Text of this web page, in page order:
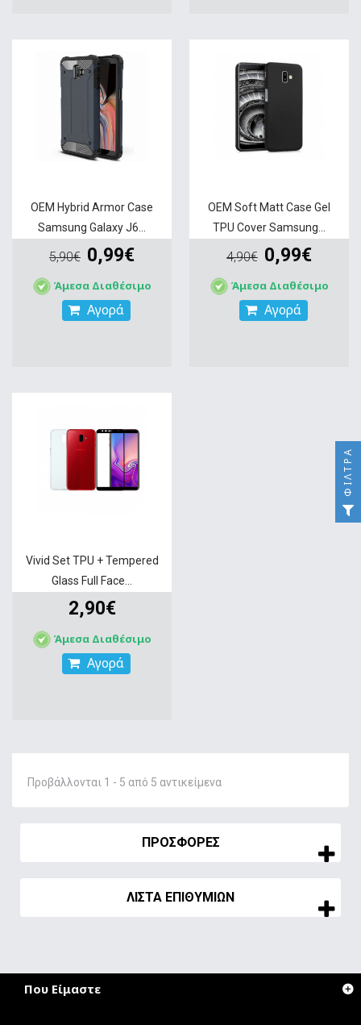
OEM Hybrid Armor Case
Samsung Galaxy J6...
5,90€ 0,99€
Άμεσα Διαθέσιμο
Αγορά
OEM Soft Matt Case Gel
TPU Cover Samsung...
4,90€ 0,99€
Άμεσα Διαθέσιμο
Αγορά
Vivid Set TPU + Tempered
Glass Full Face...
2,90€
Άμεσα Διαθέσιμο
Αγορά
Προβάλλονται 1 - 5 από 5 αντικείμενα
ΠΡΟΣΦΟΡΈΣ
ΛΊΣΤΑ ΕΠΙΘΥΜΙΏΝ
Που Είμαστε
ΦΊΛΤΡΑ